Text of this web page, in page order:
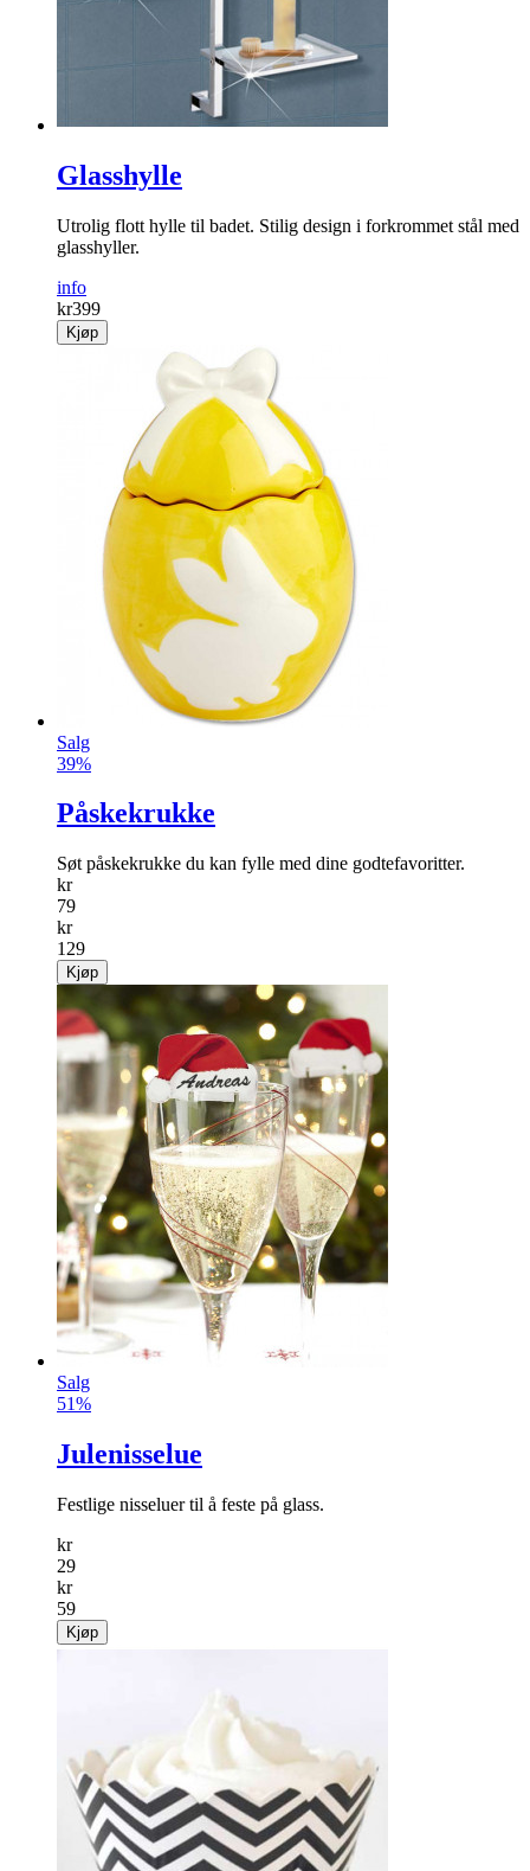
Glasshylle
Utrolig flott hylle til badet. Stilig design i forkrommet stål med
glasshyller.
info
kr399
Kjøp
Salg
39%
Påskekrukke
Søt påskekrukke du kan fylle med dine godtefavoritter.
kr
79
kr
129
Kjøp
Salg
51%
Julenisselue
Festlige nisseluer til å feste på glass.
kr
29
kr
59
Kjøp